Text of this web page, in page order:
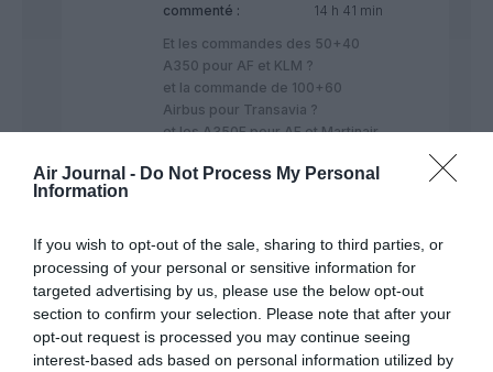
Air Journal - Do Not Process My Personal
Information
If you wish to opt-out of the sale, sharing to third parties, or
processing of your personal or sensitive information for
targeted advertising by us, please use the below opt-out
section to confirm your selection. Please note that after your
opt-out request is processed you may continue seeing
interest-based ads based on personal information utilized by
commenté :
14 h 41 min
Et les commandes des 50+40
A350 pour AF et KLM ?
et la commande de 100+60
Airbus pour Transavia ?
et les A350F pour AF et Martinair
Concernant SAS, AF-KLM n’en
participation de castlelake.
Les synergies sont là et ce n’est
pas fini.
RÉPONDRE